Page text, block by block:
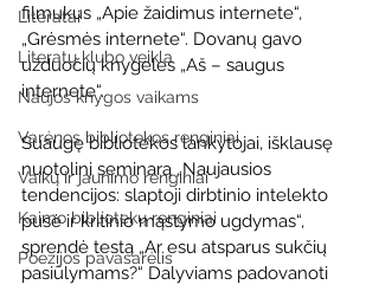
Literatai
Literatų klubo veikla
Naujos knygos vaikams
Varėnos bibliotekos renginiai
Vaikų ir jaunimo renginiai
Kaimo bibliotekų renginiai
Poezijos pavasarėlis
filmukus „Apie žaidimus internete“,
„Grėsmės internete“. Dovanų gavo
užduočių knygeles „Aš – saugus
internete“.
Suaugę bibliotekos lankytojai, išklausę
nuotolinį seminarą „Naujausios
tendencijos: slaptoji dirbtinio intelekto
pusė ir kritinio mąstymo ugdymas“,
sprendė testą „Ar esu atsparus sukčių
pasiūlymams?“ Dalyviams padovanoti